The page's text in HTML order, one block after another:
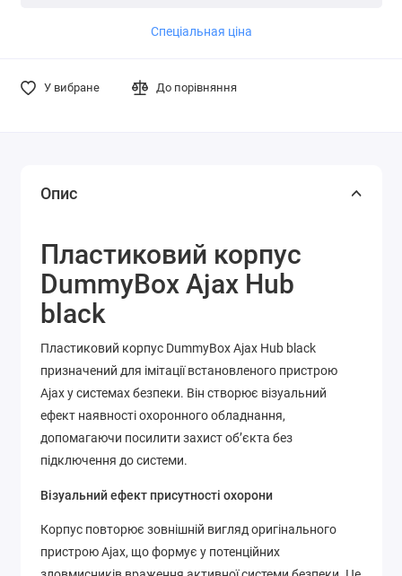
Спеціальная ціна
У вибране До порівняння
Опис
Пластиковий корпус
DummyBox Ajax Hub
black
Пластиковий корпус DummyBox Ajax Hub black
призначений для імітації встановленого пристрою
Ajax у системах безпеки. Він створює візуальний
ефект наявності охоронного обладнання,
допомагаючи посилити захист об’єкта без
підключення до системи.
Візуальний ефект присутності охорони
Корпус повторює зовнішній вигляд оригінального
пристрою Ajax, що формує у потенційних